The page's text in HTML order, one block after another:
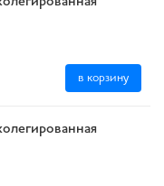
в корзину